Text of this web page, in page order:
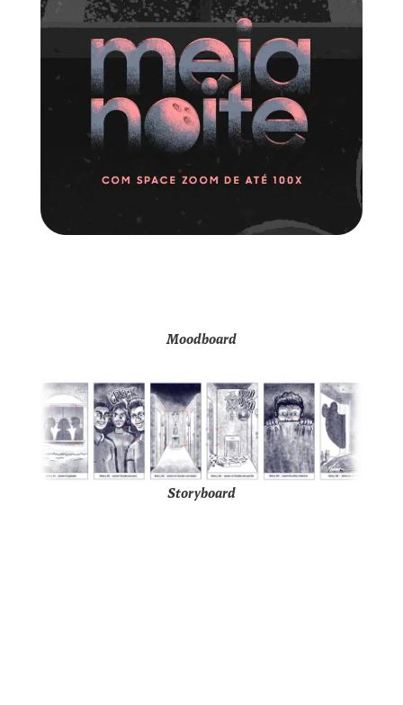
Moodboard
Storyboard